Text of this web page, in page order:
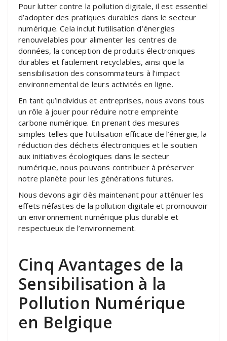
Pour lutter contre la pollution digitale, il est essentiel
d’adopter des pratiques durables dans le secteur
numérique. Cela inclut l’utilisation d’énergies
renouvelables pour alimenter les centres de
données, la conception de produits électroniques
durables et facilement recyclables, ainsi que la
sensibilisation des consommateurs à l’impact
environnemental de leurs activités en ligne.
En tant qu’individus et entreprises, nous avons tous
un rôle à jouer pour réduire notre empreinte
carbone numérique. En prenant des mesures
simples telles que l’utilisation efficace de l’énergie, la
réduction des déchets électroniques et le soutien
aux initiatives écologiques dans le secteur
numérique, nous pouvons contribuer à préserver
notre planète pour les générations futures.
Nous devons agir dès maintenant pour atténuer les
effets néfastes de la pollution digitale et promouvoir
un environnement numérique plus durable et
respectueux de l’environnement.
Cinq Avantages de la
Sensibilisation à la
Pollution Numérique
en Belgique